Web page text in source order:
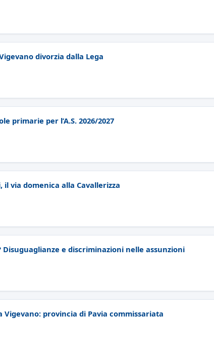
divorzia dalla Lega
primarie per l’A.S. 2026/2027
via domenica alla Cavallerizza
e discriminazioni nelle assunzioni
provincia di Pavia commissariata